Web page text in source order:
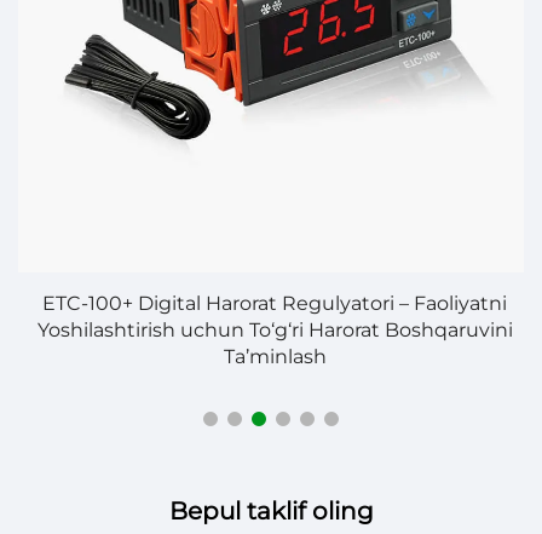
ETC-100+ Digital Harorat Regulyatori – Faoliyatni
Yoshilashtirish uchun To‘g‘ri Harorat Boshqaruvini
Ta’minlash
Bepul taklif oling